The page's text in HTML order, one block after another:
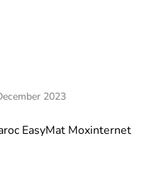
2023
EasyMat Moxinternet